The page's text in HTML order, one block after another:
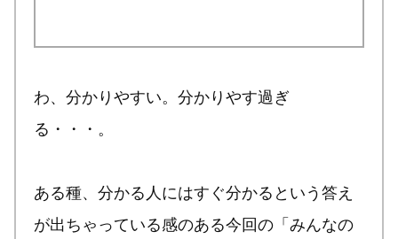
わ、分かりやすい。分かりやす過ぎ
る・・・。
ある種、分かる人にはすぐ分かるという答え
が出ちゃっている感のある今回の「みんなの